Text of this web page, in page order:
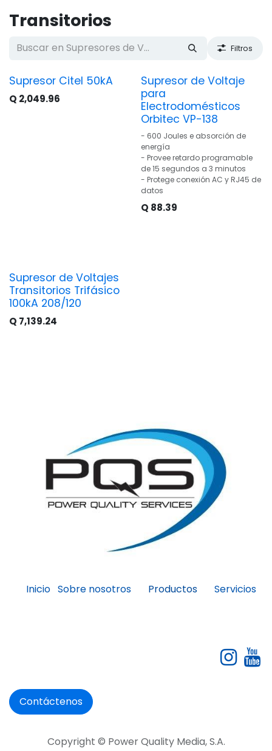
Transitorios
Filtros
Supresor Citel 50kA
Q 2,049.96
Supresor de Voltaje
para
Electrodomésticos
Orbitec VP-138
- 600 Joules e absorción de
energía
- Provee retardo programable
de 15 segundos a 3 minutos
- Protege conexión AC y RJ45 de
datos
Q 88.39
Supresor de Voltajes
Transitorios Trifásico
100kA 208/120
Q 7,139.24
Inicio Sobre nosotros Productos Servicios
Contáctenos
Copyright © Power Quality Media, S.A.